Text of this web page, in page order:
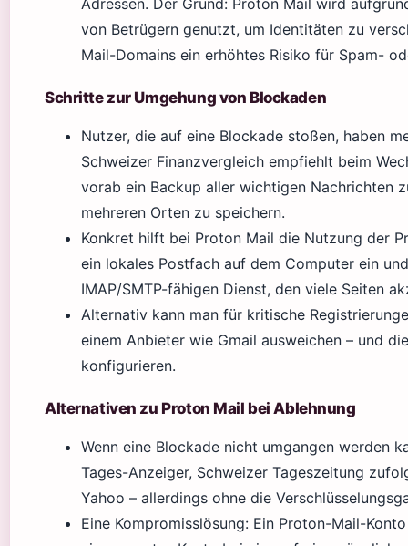
Adressen. Der Grund: Proton Mail wird
von Betrügern genutzt, um Identitäten zu
Mail-Domains ein erhöhtes Risiko für Spam-
Schritte zur Umgehung von Blockaden
Nutzer, die auf eine Blockade stoßen, haben
Schweizer Finanzvergleich empfiehlt beim
vorab ein Backup aller wichtigen Nachrichten
mehreren Orten zu speichern.
Konkret hilft bei Proton Mail die Nutzung der
ein lokales Postfach auf dem Computer ein
IMAP/SMTP-fähigen Dienst, den viele Seiten
Alternativ kann man für kritische
einem Anbieter wie Gmail ausweichen – und
konfigurieren.
Alternativen zu Proton Mail bei Ablehnung
Wenn eine Blockade nicht umgangen werden
Tages-Anzeiger, Schweizer Tageszeitung
Yahoo – allerdings ohne die
Eine Kompromisslösung: Ein Proton-Mail-